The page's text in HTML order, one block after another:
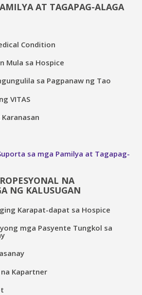
AT TAGAPAG-ALAGA
Condition
Mula sa Hospice
sa Pagpanaw ng Tao
VITAS
sa mga Pamilya at Tagapag-
NA
NG KALUSUGAN
Karapat-dapat sa Hospice
mga Pasyente Tungkol sa
Kapartner